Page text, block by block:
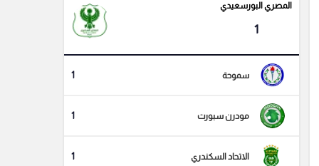
المصري البورسعيدي
1
سموحة 1
مودرن سبورت 1
الاتحاد السكندري 1